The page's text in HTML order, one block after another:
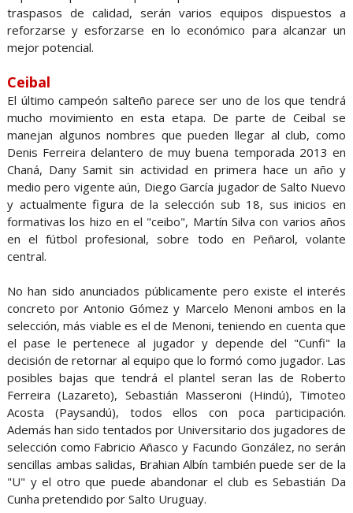
traspasos de calidad, serán varios equipos dispuestos a
reforzarse y esforzarse en lo económico para alcanzar un
mejor potencial.
Ceibal
El último campeón salteño parece ser uno de los que tendrá
mucho movimiento en esta etapa. De parte de Ceibal se
manejan algunos nombres que pueden llegar al club, como
Denis Ferreira delantero de muy buena temporada 2013 en
Chaná, Dany Samit sin actividad en primera hace un año y
medio pero vigente aún, Diego García jugador de Salto Nuevo
y actualmente figura de la selección sub 18, sus inicios en
formativas los hizo en el "ceibo", Martín Silva con varios años
en el fútbol profesional, sobre todo en Peñarol, volante
central.
No han sido anunciados públicamente pero existe el interés
concreto por Antonio Gómez y Marcelo Menoni ambos en la
selección, más viable es el de Menoni, teniendo en cuenta que
el pase le pertenece al jugador y depende del "Cunfi" la
decisión de retornar al equipo que lo formó como jugador. Las
posibles bajas que tendrá el plantel seran las de Roberto
Ferreira (Lazareto), Sebastián Masseroni (Hindú), Timoteo
Acosta (Paysandú), todos ellos con poca participación.
Además han sido tentados por Universitario dos jugadores de
selección como Fabricio Añasco y Facundo González, no serán
sencillas ambas salidas, Brahian Albín también puede ser de la
"U" y el otro que puede abandonar el club es Sebastián Da
Cunha pretendido por Salto Uruguay.